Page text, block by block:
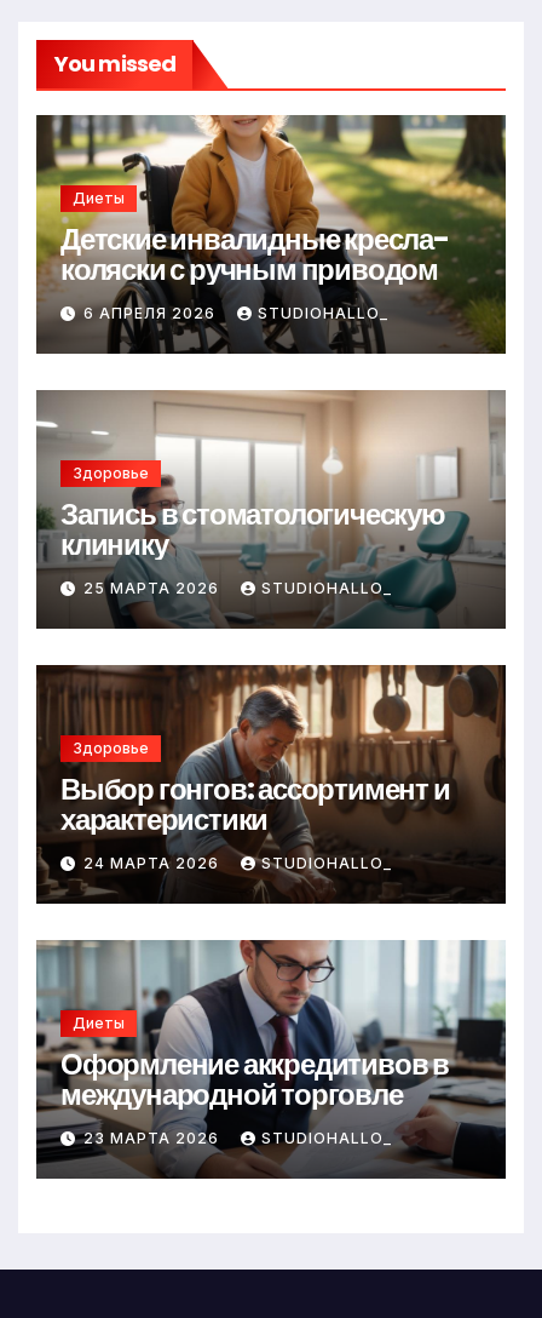
You missed
Диеты
Детские инвалидные кресла-
коляски с ручным приводом
6 АПРЕЛЯ 2026 STUDIOHALLO_
Здоровье
Запись в стоматологическую
клинику
25 МАРТА 2026 STUDIOHALLO_
Здоровье
Выбор гонгов: ассортимент и
характеристики
24 МАРТА 2026 STUDIOHALLO_
Диеты
Оформление аккредитивов в
международной торговле
23 МАРТА 2026 STUDIOHALLO_